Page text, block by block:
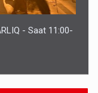
- Saat 11:00-